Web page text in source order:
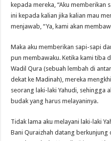
kepada mereka, “Aku
ini kepada kalian jika kalian mau
menjawab, “Ya, kami akan
Maka aku memberikan sapi-sapi
pun membawaku. Ketika kami tiba
Wadil Qura (sebuah lembah di
dekat ke Madinah), mereka
seorang laki-laki Yahudi, sehingga
budak yang harus melayaninya.
Tidak lama aku melayani laki-laki
Bani Quraizhah datang berkunjung